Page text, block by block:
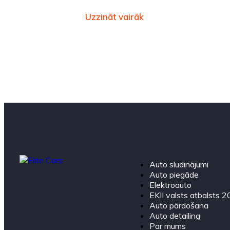
Uzzināt vairāk
Auto sludinājumi
Auto piegāde
Elektroauto
EKII valsts atbalsts
Auto pārdošana
Auto detailing
Par mums